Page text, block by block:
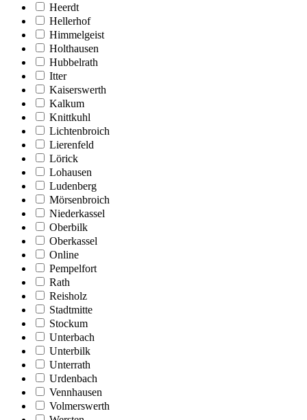
Heerdt
Hellerhof
Himmelgeist
Holthausen
Hubbelrath
Itter
Kaiserswerth
Kalkum
Knittkuhl
Lichtenbroich
Lierenfeld
Lörick
Lohausen
Ludenberg
Mörsenbroich
Niederkassel
Oberbilk
Oberkassel
Online
Pempelfort
Rath
Reisholz
Stadtmitte
Stockum
Unterbach
Unterbilk
Unterrath
Urdenbach
Vennhausen
Volmerswerth